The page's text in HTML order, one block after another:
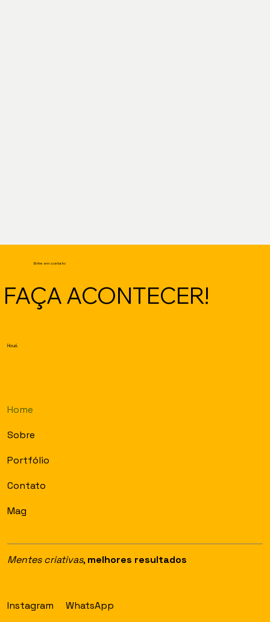
Entre em contato
FAÇA ACONTECER!
Houzi.
Mentes criativas, melhores resultados
Instagram WhatsApp
Home
Sobre
Portfólio
Contato
Mag